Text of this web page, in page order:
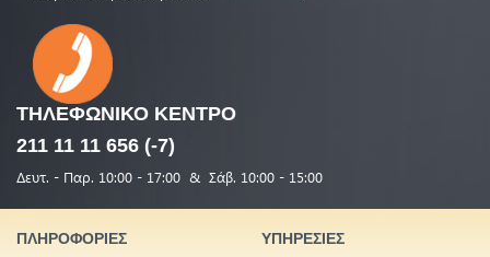
ΤΗΛΕΦΩΝΙΚΟ ΚΕΝΤΡΟ
211 11 11 656 (-7)
Δευτ. - Παρ. 10:00 - 17:00 & Σάβ. 10:00 - 15:00
ΠΛΗΡΟΦΟΡΙΕΣ ΥΠΗΡΕΣΙΕΣ